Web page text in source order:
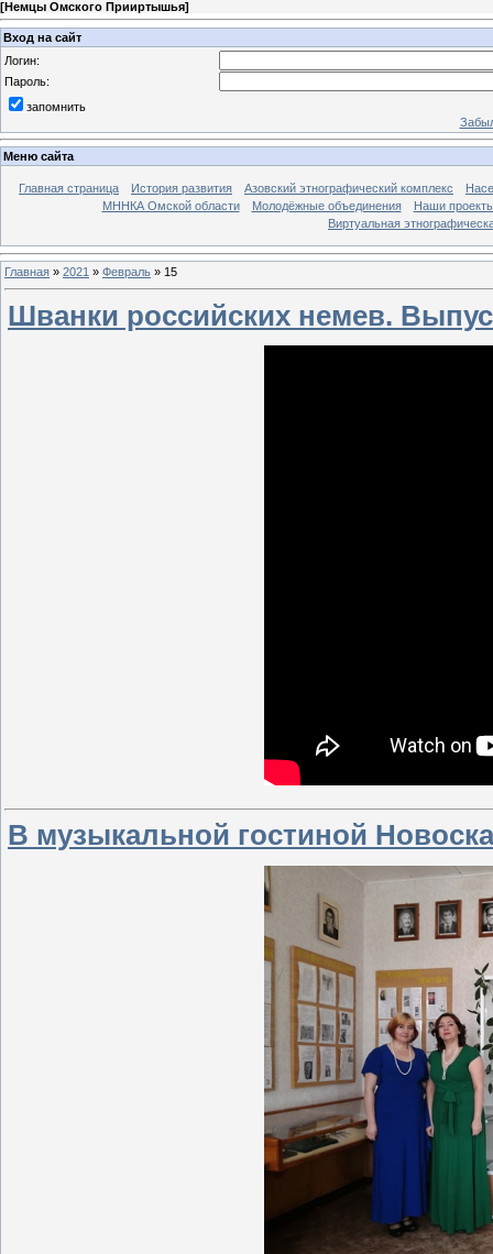
[Немцы Омского Прииртышья]
Вход на сайт
Логин:
Пароль:
запомнить
Меню сайта
Главная страница История развития Азовский этнографический комплекс
МННКА Омской области
Молодёжные объединения
Наши
Виртуальная
Главная » 2021 » Февраль » 15
Шванки российских немев.
В музыкальной гостиной